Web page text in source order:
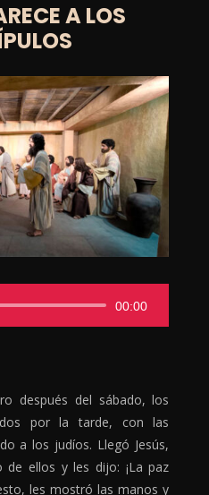
A LOS
Reprodutor
de
00:00
después del sábado, los
por la tarde, con las
a los judíos. Llegó Jesús,
ellos y les dijo: ¡La paz
les mostró las manos y